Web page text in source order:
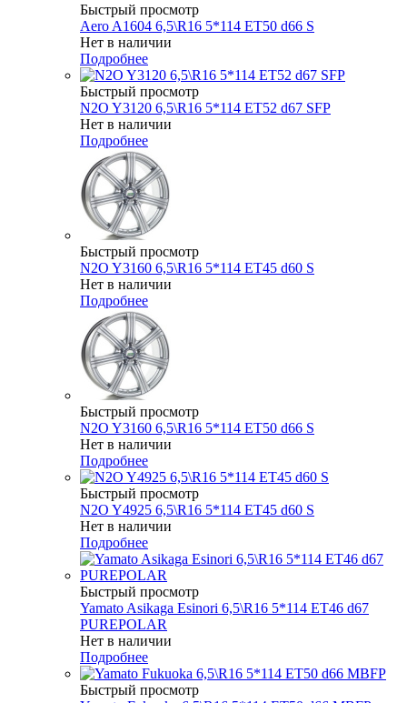
Быстрый просмотр
Aero A1604 6,5\R16 5*114 ET50 d66 S
Нет в наличии
Подробнее
Быстрый просмотр
N2O Y3120 6,5\R16 5*114 ET52 d67 SFP
Нет в наличии
Подробнее
Быстрый просмотр
N2O Y3160 6,5\R16 5*114 ET45 d60 S
Нет в наличии
Подробнее
Быстрый просмотр
N2O Y3160 6,5\R16 5*114 ET50 d66 S
Нет в наличии
Подробнее
Быстрый просмотр
N2O Y4925 6,5\R16 5*114 ET45 d60 S
Нет в наличии
Подробнее
Быстрый просмотр
Yamato Asikaga Esinori 6,5\R16 5*114 ET46 d67
PUREPOLAR
Нет в наличии
Подробнее
Быстрый просмотр